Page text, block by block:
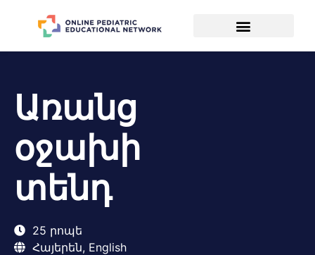
Առանց
օջախի
տենդ
25 րոպե
Հայերեն, English